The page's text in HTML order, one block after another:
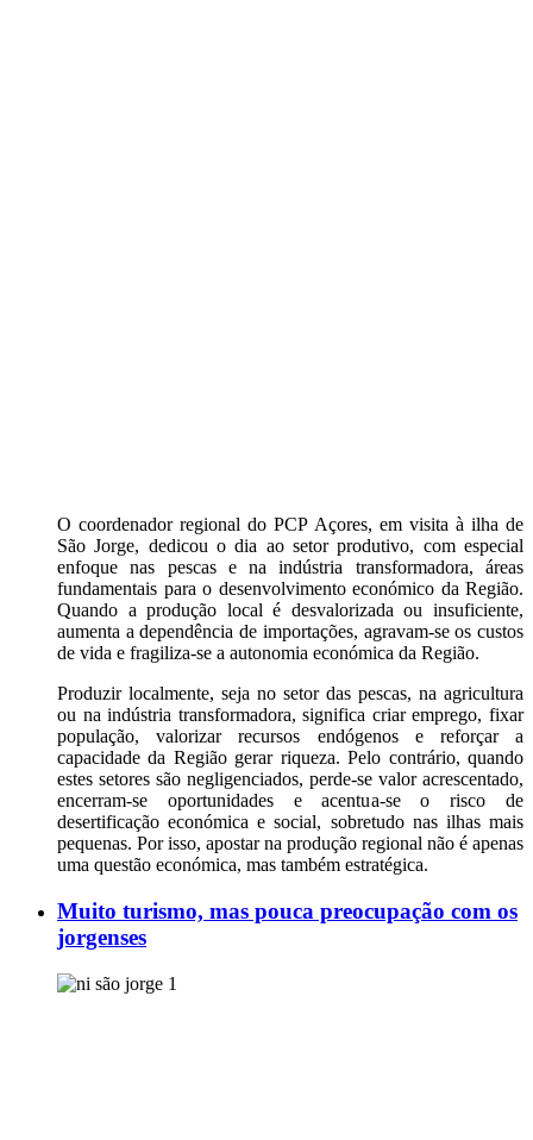
O coordenador regional do PCP Açores, em visita à ilha de
São Jorge, dedicou o dia ao setor produtivo, com especial
enfoque nas pescas e na indústria transformadora, áreas
fundamentais para o desenvolvimento económico da Região.
Quando a produção local é desvalorizada ou insuficiente,
aumenta a dependência de importações, agravam-se os custos
de vida e fragiliza-se a autonomia económica da Região.
Produzir localmente, seja no setor das pescas, na agricultura
ou na indústria transformadora, significa criar emprego, fixar
população, valorizar recursos endógenos e reforçar a
capacidade da Região gerar riqueza. Pelo contrário, quando
estes setores são negligenciados, perde-se valor acrescentado,
encerram-se oportunidades e acentua-se o risco de
desertificação económica e social, sobretudo nas ilhas mais
pequenas. Por isso, apostar na produção regional não é apenas
uma questão económica, mas também estratégica.
Muito turismo, mas pouca preocupação com os
jorgenses